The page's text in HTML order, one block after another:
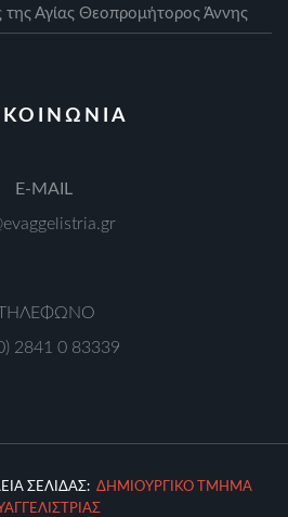
της Αγίας Θεοπρομήτορος Άννης
Ε-MAIL
2841 0 83339
ΣΕΛΙΔΑΣ: ΔΗΜΙΟΥΡΓΙΚΟ ΤΜΗΜΑ